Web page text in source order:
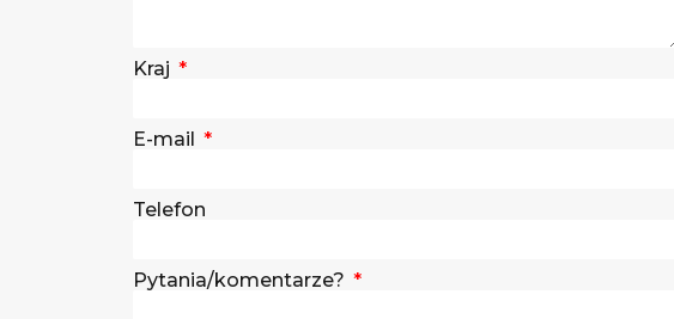
Kraj
E-mail
Telefon
Pytania/komentarze?